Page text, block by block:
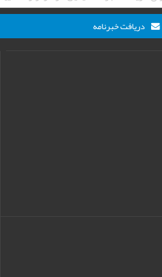
دریافت خبرنامه